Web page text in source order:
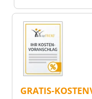
GRATIS-